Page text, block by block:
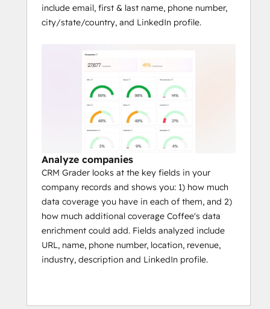
include email, first & last name, phone number,
city/state/country, and LinkedIn profile.
Analyze companies
CRM Grader looks at the key fields in your
company records and shows you: 1) how much
data coverage you have in each of them, and 2)
how much additional coverage Coffee's data
enrichment could add. Fields analyzed include
URL, name, phone number, location, revenue,
industry, description and LinkedIn profile.